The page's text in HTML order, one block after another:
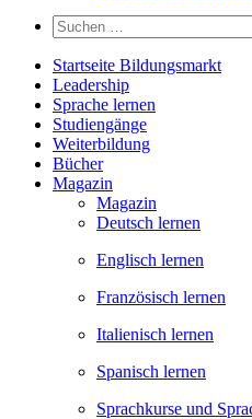
Startseite Bildungsmarkt
Leadership
Sprache lernen
Studiengänge
Weiterbildung
Bücher
Magazin
Magazin
Deutsch lernen
Englisch lernen
Französisch lernen
Italienisch lernen
Spanisch lernen
Sprachkurse und